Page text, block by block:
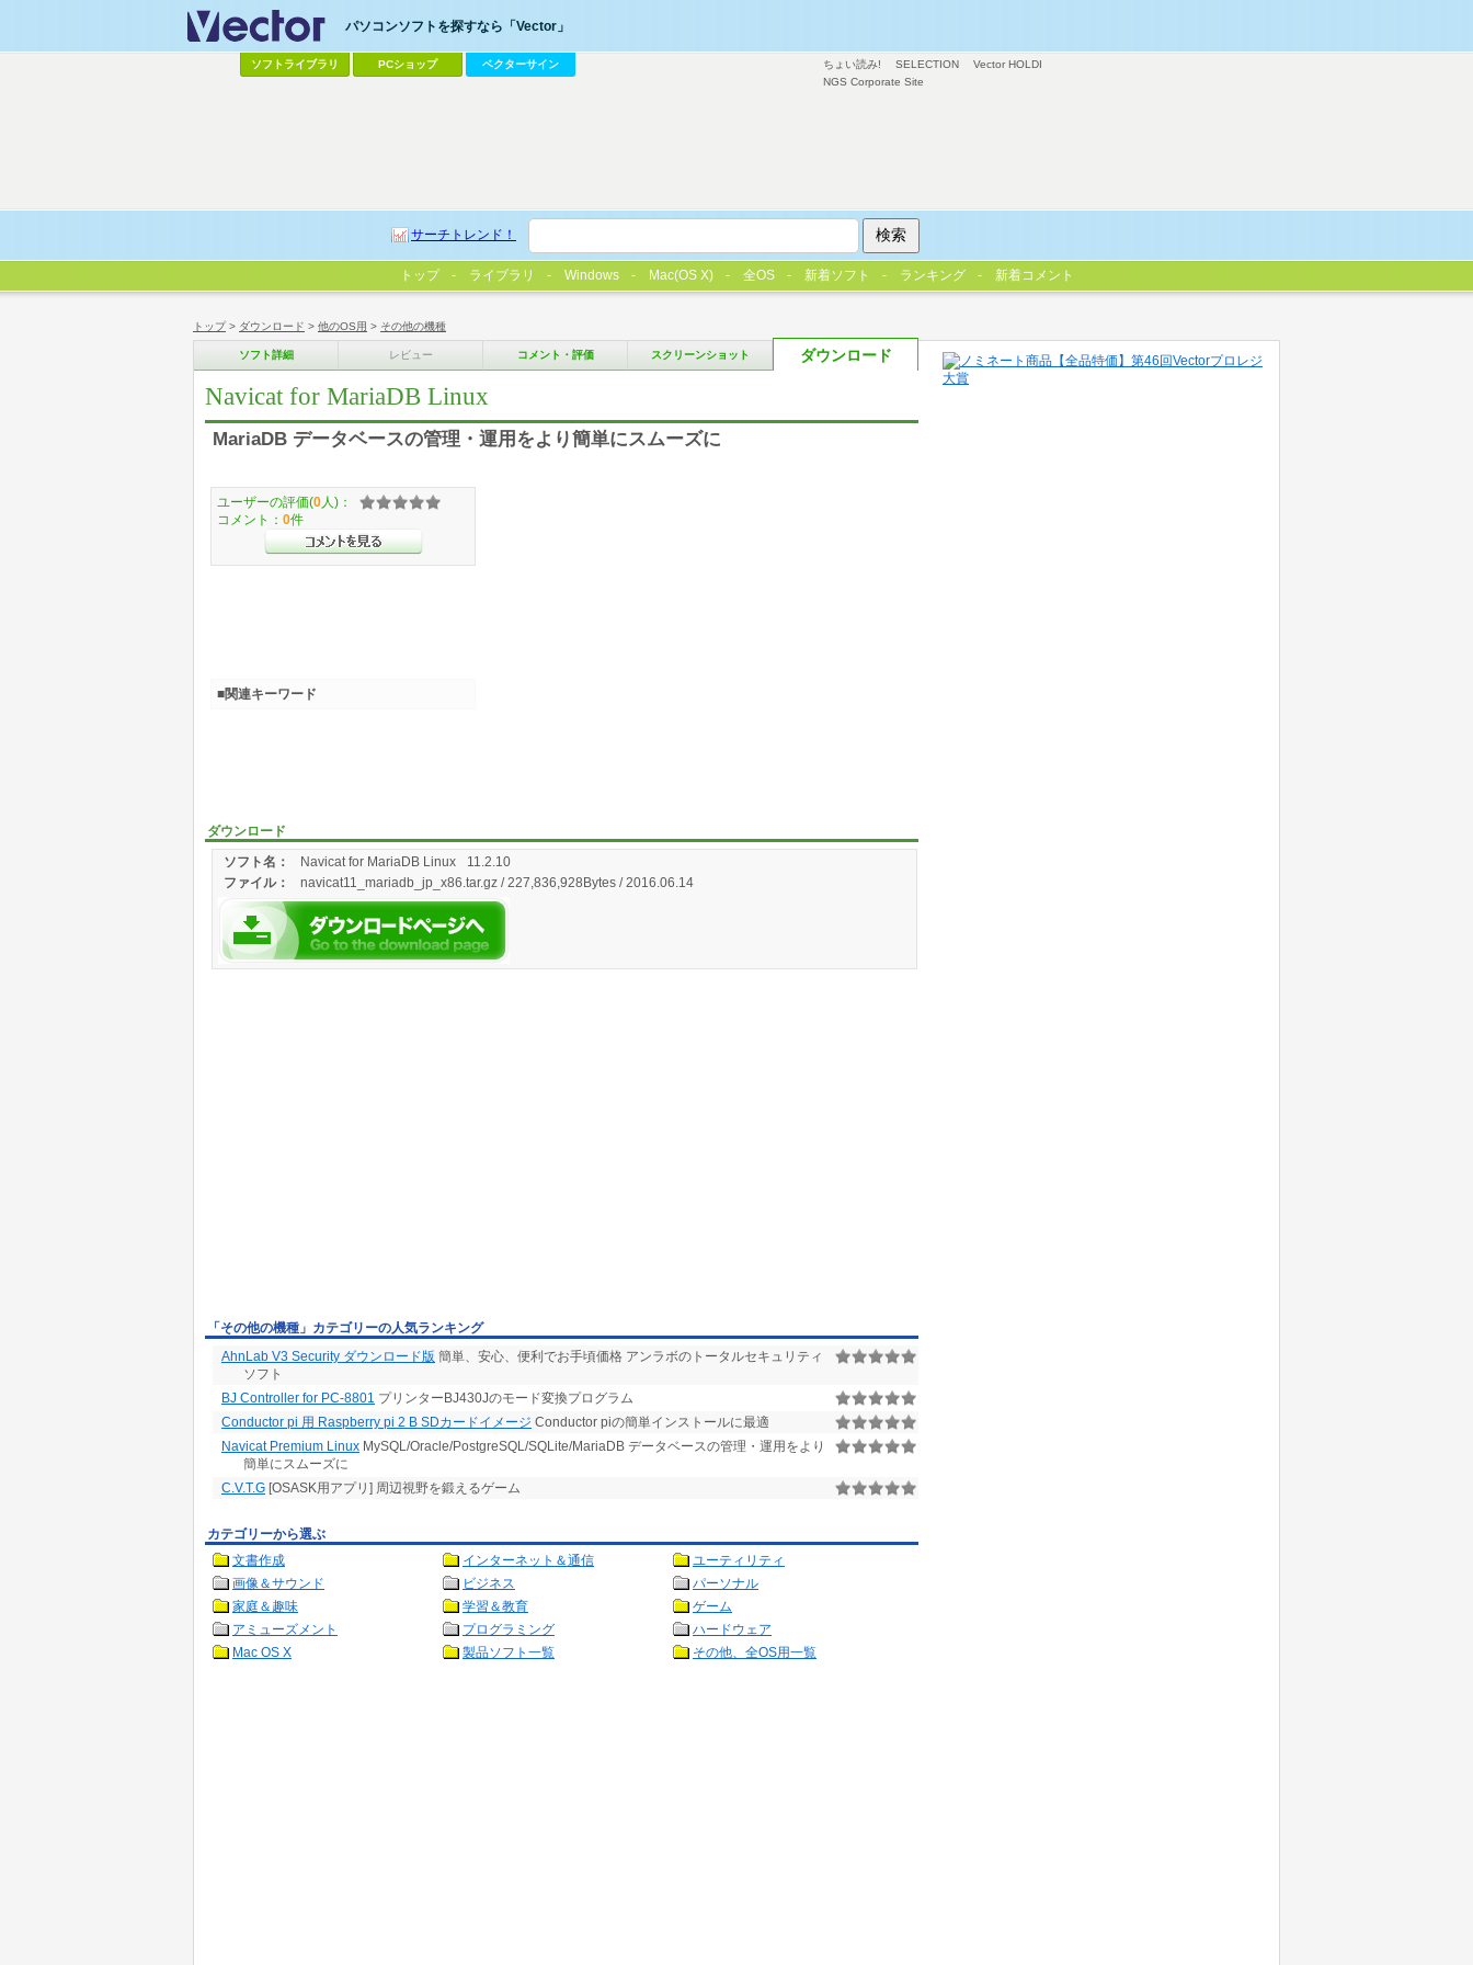
トップ> ダウンロード > 他のOS用 > その他の機種
ソフト詳細 レビュー コメント・評価 スクリーンショット ダウンロード
Navicat for MariaDB Linux
MariaDB データベースの管理・運用をより簡単にスムーズに
ダウンロード
ソフト名：
Navicat for MariaDB Linux 11.2.10
ファイル： navicat11_mariadb_jp_x86.tar.gz / 227,836,928Bytes / 2016.06.14
ユーザーの評価(0 人)：
コメント： 0件
■関連キーワード
「その他の機種」カテゴリーの人気ランキング
AhnLab V3 Security ダウンロード版 簡単、安心、便利でお手頃価格 アンラボのトータルセキュリティ
ソフト
BJ Controller for PC-8801 プリンターBJ430Jのモード変換プログラム
Conductor pi 用 Raspberry pi 2 B SDカードイメージ Conductor piの簡単インストールに最適
Navicat Premium Linux MySQL/Oracle/PostgreSQL/SQLite/MariaDB データベースの管理・運用をより
簡単にスムーズに
C.V.T.G [OSASK用アプリ] 周辺視野を鍛えるゲーム
カテゴリーから選ぶ
文書作成
インターネット＆通信
ユーティリティ
画像＆サウンド
ビジネス
パーソナル
家庭＆趣味
学習＆教育
ゲーム
アミューズメント
プログラミング
ハードウェア
Mac OS X
製品ソフト一覧 その他、全OS用一覧
ちょい読み! SELECTION
Vector HOLDI
NGS Corporate Site
パソコンソフトを探すなら「Vector」
ソフトライブラリ PCショップ ベクターサイン
サーチトレンド！
トップ ライブラリ Windows Mac(OS X) 全OS 新着ソフト ランキング 新着コメント